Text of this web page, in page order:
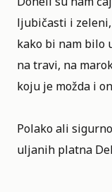
ljubičasti i
kako bi nam bilo
na travi, na
koju je možda i
Polako ali
uljanih platna